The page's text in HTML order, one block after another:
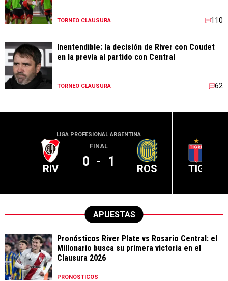
TORNEO CLAUSURA 110
Inentendible: la decisión de River con Coudet
en la previa al partido con Central
TORNEO CLAUSURA 62
LIGA PROFESIONAL ARGENTINA
RIV
FINAL
0 - 1 ROS TIG
APUESTAS
Pronósticos River Plate vs Rosario Central: el
Millonario busca su primera victoria en el
Clausura 2026
PRONÓSTICOS